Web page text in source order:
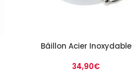
Bâillon Acier Inoxydable
34,90€